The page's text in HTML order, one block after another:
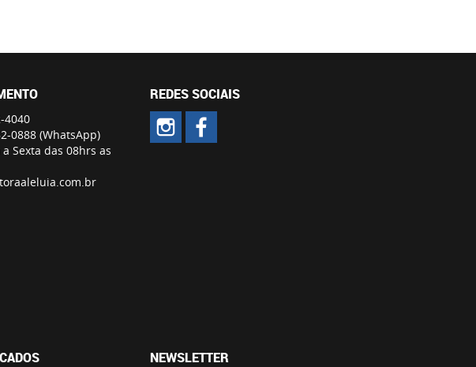
4040
0888 (WhatsApp)
Sexta das 08hrs as
REDES SOCIAIS
NEWSLETTER